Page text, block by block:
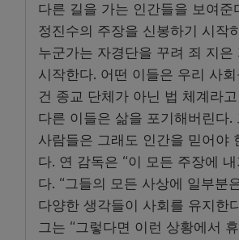
다른 길을 가는 인간들을 보여준
정진수의 주장을 신봉하기 시작
누군가는 자경단을 꾸려 죄 지은
시작한다. 어떤 이들은 우리 사
건 종교 단체가 아닌 법 체계라
다른 이들은 삶을 포기해버린다.
사람들은 그래도 인간을 믿어야
다. 연 감독은 “이 모든 주장에
다. “그들의 모든 사상에 일부분
다양한 생각들이 사회를 유지한
그는 “그렇다면 이런 상황에서